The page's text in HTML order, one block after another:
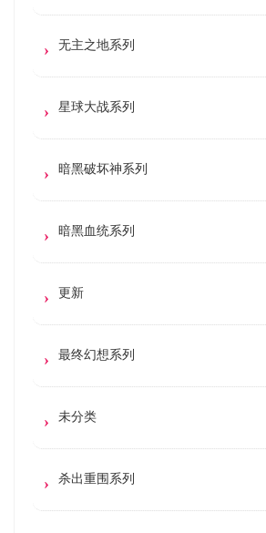
无主之地系列
星球大战系列
暗黑破坏神系列
暗黑血统系列
更新
最终幻想系列
未分类
杀出重围系列